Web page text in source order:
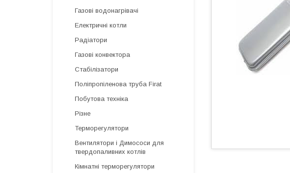
Газові водонагрівачі
Електричні котли
Радіатори
Газові конвектора
Стабілізатори
Поліпропіленова труба Firat
Побутова техніка
Різне
Терморегулятори
Вентилятори і Димососи для
твердопаливних котлів
Кімнатні терморегулятори